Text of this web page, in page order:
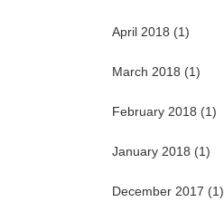
April 2018 (1)
March 2018 (1)
February 2018 (1)
January 2018 (1)
December 2017 (1)